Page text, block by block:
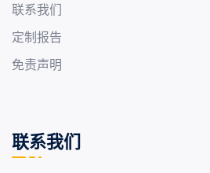
联系我们
定制报告
免责声明
联系我们